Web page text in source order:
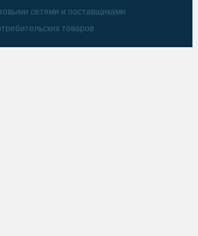
сетями и поставщиками
товаров